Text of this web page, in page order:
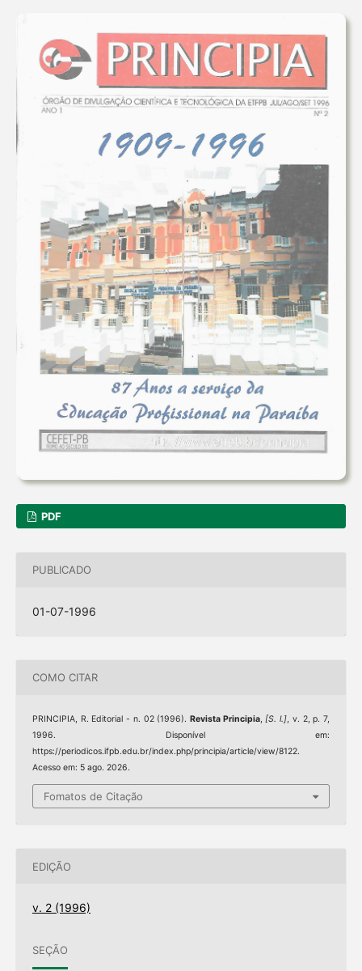
PDF
PUBLICADO
01-07-1996
COMO CITAR
PRINCIPIA, R. Editorial - n. 02 (1996). Revista Principia,[S. l.], v. 2, p. 7,
1996. Disponível em:
https://periodicos.ifpb.edu.br/index.php/principia/article/view/8122.
Acesso em: 5 ago. 2026.
Fomatos de Citação
EDIÇÃO
v. 2 (1996)
SEÇÃO